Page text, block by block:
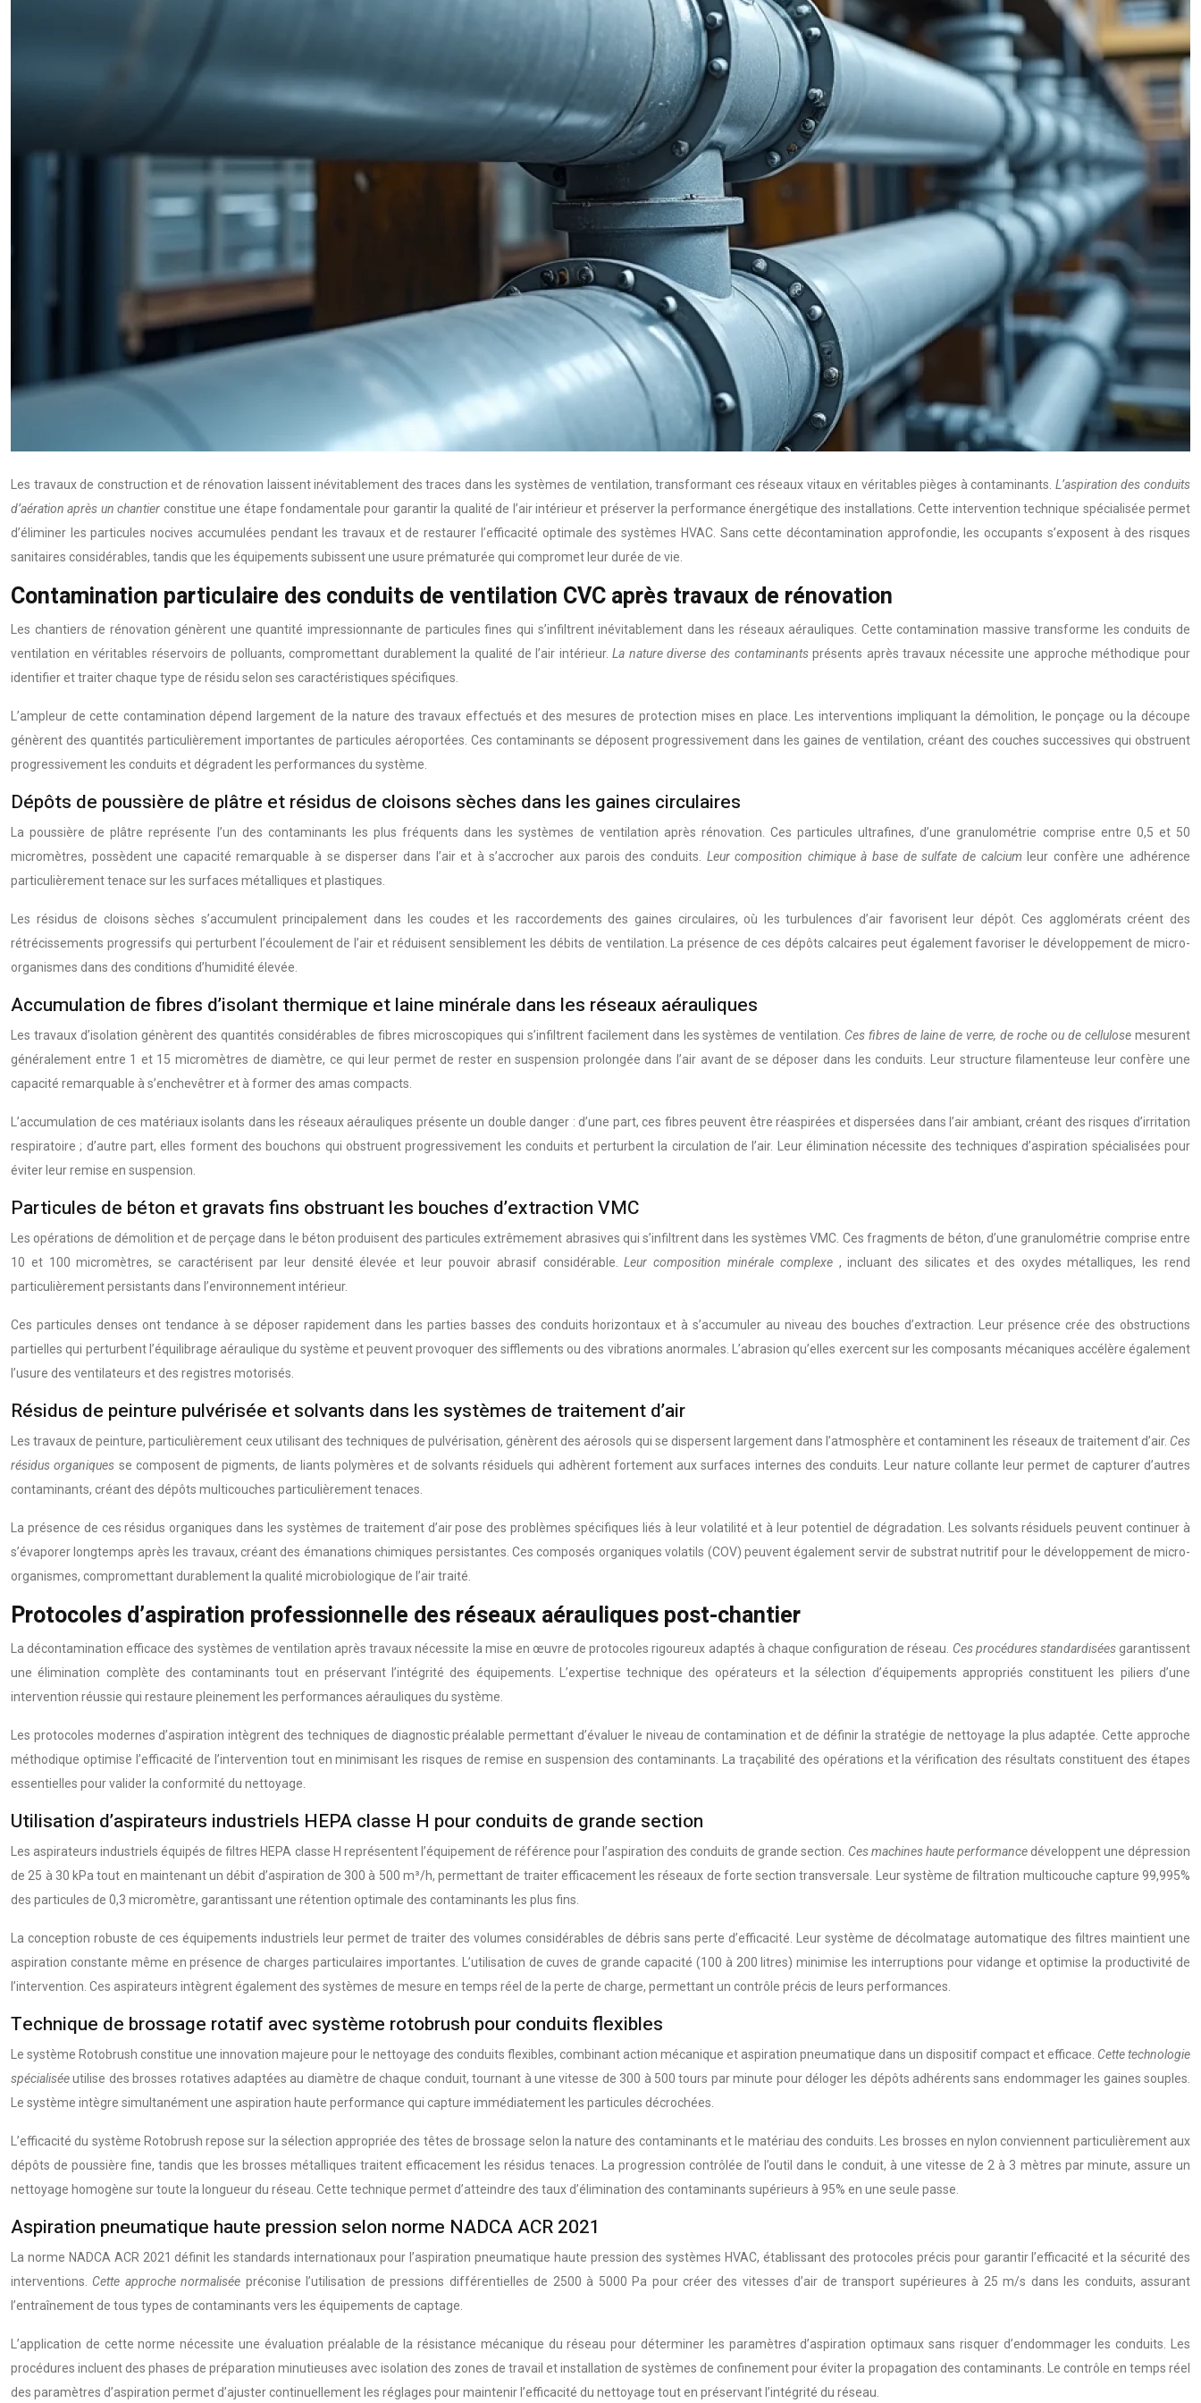
Les travaux de construction et de rénovation laissent inévitablement des traces dans les systèmes de ventilation, transformant ces réseaux vitaux en véritables pièges à contaminants. L’aspiration des conduits
d’aération après un chantier constitue une étape fondamentale pour garantir la qualité de l’air intérieur et préserver la performance énergétique des installations. Cette intervention technique spécialisée permet
d’éliminer les particules nocives accumulées pendant les travaux et de restaurer l’efficacité optimale des systèmes HVAC. Sans cette décontamination approfondie, les occupants s’exposent à des risques
sanitaires considérables, tandis que les équipements subissent une usure prématurée qui compromet leur durée de vie.
Contamination particulaire des conduits de ventilation CVC après travaux de rénovation
Les chantiers de rénovation génèrent une quantité impressionnante de particules fines qui s’infiltrent inévitablement dans les réseaux aérauliques. Cette contamination massive transforme les conduits de
ventilation en véritables réservoirs de polluants, compromettant durablement la qualité de l’air intérieur.La nature diverse des contaminantsprésents après travaux nécessite une approche méthodique pour
identifier et traiter chaque type de résidu selon ses caractéristiques spécifiques.
L’ampleur de cette contamination dépend largement de la nature des travaux effectués et des mesures de protection mises en place. Les interventions impliquant la démolition, le ponçage ou la découpe
génèrent des quantités particulièrement importantes de particules aéroportées. Ces contaminants se déposent progressivement dans les gaines de ventilation, créant des couches successives qui obstruent
progressivement les conduits et dégradent les performances du système.
Dépôts de poussière de plâtre et résidus de cloisons sèches dans les gaines circulaires
La poussière de plâtre représente l’un des contaminants les plus fréquents dans les systèmes de ventilation après rénovation. Ces particules ultrafines, d’une granulométrie comprise entre 0,5 et 50
micromètres, possèdent une capacité remarquable à se disperser dans l’air et à s’accrocher aux parois des conduits. Leur composition chimique à base de sulfate de calcium leur confère une adhérence
particulièrement tenace sur les surfaces métalliques et plastiques.
Les résidus de cloisons sèches s’accumulent principalement dans les coudes et les raccordements des gaines circulaires, où les turbulences d’air favorisent leur dépôt. Ces agglomérats créent des
rétrécissements progressifs qui perturbent l’écoulement de l’air et réduisent sensiblement les débits de ventilation. La présence de ces dépôts calcaires peut également favoriser le développement de micro-
organismes dans des conditions d’humidité élevée.
Accumulation de fibres d’isolant thermique et laine minérale dans les réseaux aérauliques
Les travaux d’isolation génèrent des quantités considérables de fibres microscopiques qui s’infiltrent facilement dans les systèmes de ventilation. Ces fibres de laine de verre, de roche ou de cellulosemesurent
généralement entre 1 et 15 micromètres de diamètre, ce qui leur permet de rester en suspension prolongée dans l’air avant de se déposer dans les conduits. Leur structure filamenteuse leur confère une
capacité remarquable à s’enchevêtrer et à former des amas compacts.
L’accumulation de ces matériaux isolants dans les réseaux aérauliques présente un double danger : d’une part, ces fibres peuvent être réaspirées et dispersées dans l’air ambiant, créant des risques d’irritation
respiratoire ; d’autre part, elles forment des bouchons qui obstruent progressivement les conduits et perturbent la circulation de l’air. Leur élimination nécessite des techniques d’aspiration spécialisées pour
éviter leur remise en suspension.
Particules de béton et gravats fins obstruant les bouches d’extraction VMC
Les opérations de démolition et de perçage dans le béton produisent des particules extrêmement abrasives qui s’infiltrent dans les systèmes VMC. Ces fragments de béton, d’une granulométrie comprise entre
10 et 100 micromètres, se caractérisent par leur densité élevée et leur pouvoir abrasif considérable.Leur composition minérale complexe , incluant des silicates et des oxydes métalliques, les rend
particulièrement persistants dans l’environnement intérieur.
Ces particules denses ont tendance à se déposer rapidement dans les parties basses des conduits horizontaux et à s’accumuler au niveau des bouches d’extraction. Leur présence crée des obstructions
partielles qui perturbent l’équilibrage aéraulique du système et peuvent provoquer des sifflements ou des vibrations anormales. L’abrasion qu’elles exercent sur les composants mécaniques accélère également
l’usure des ventilateurs et des registres motorisés.
Résidus de peinture pulvérisée et solvants dans les systèmes de traitement d’air
Les travaux de peinture, particulièrement ceux utilisant des techniques de pulvérisation, génèrent des aérosols qui se dispersent largement dans l’atmosphère et contaminent les réseaux de traitement d’air. Ces
résidus organiques se composent de pigments, de liants polymères et de solvants résiduels qui adhèrent fortement aux surfaces internes des conduits. Leur nature collante leur permet de capturer d’autres
contaminants, créant des dépôts multicouches particulièrement tenaces.
La présence de ces résidus organiques dans les systèmes de traitement d’air pose des problèmes spécifiques liés à leur volatilité et à leur potentiel de dégradation. Les solvants résiduels peuvent continuer à
s’évaporer longtemps après les travaux, créant des émanations chimiques persistantes. Ces composés organiques volatils (COV) peuvent également servir de substrat nutritif pour le développement de micro-
organismes, compromettant durablement la qualité microbiologique de l’air traité.
Protocoles d’aspiration professionnelle des réseaux aérauliques post-chantier
La décontamination efficace des systèmes de ventilation après travaux nécessite la mise en œuvre de protocoles rigoureux adaptés à chaque configuration de réseau. Ces procédures standardisées garantissent
une élimination complète des contaminants tout en préservant l’intégrité des équipements. L’expertise technique des opérateurs et la sélection d’équipements appropriés constituent les piliers d’une
intervention réussie qui restaure pleinement les performances aérauliques du système.
Les protocoles modernes d’aspiration intègrent des techniques de diagnostic préalable permettant d’évaluer le niveau de contamination et de définir la stratégie de nettoyage la plus adaptée. Cette approche
méthodique optimise l’efficacité de l’intervention tout en minimisant les risques de remise en suspension des contaminants. La traçabilité des opérations et la vérification des résultats constituent des étapes
essentielles pour valider la conformité du nettoyage.
Utilisation d’aspirateurs industriels HEPA classe H pour conduits de grande section
Les aspirateurs industriels équipés de filtres HEPA classe H représentent l’équipement de référence pour l’aspiration des conduits de grande section. Ces machines haute performance développent une dépression
de 25 à 30 kPa tout en maintenant un débit d’aspiration de 300 à 500 m³/h, permettant de traiter efficacement les réseaux de forte section transversale. Leur système de filtration multicouche capture 99,995%
des particules de 0,3 micromètre, garantissant une rétention optimale des contaminants les plus fins.
La conception robuste de ces équipements industriels leur permet de traiter des volumes considérables de débris sans perte d’efficacité. Leur système de décolmatage automatique des filtres maintient une
aspiration constante même en présence de charges particulaires importantes. L’utilisation de cuves de grande capacité (100 à 200 litres) minimise les interruptions pour vidange et optimise la productivité de
l’intervention. Ces aspirateurs intègrent également des systèmes de mesure en temps réel de la perte de charge, permettant un contrôle précis de leurs performances.
Technique de brossage rotatif avec système rotobrush pour conduits flexibles
Le système Rotobrush constitue une innovation majeure pour le nettoyage des conduits flexibles, combinant action mécanique et aspiration pneumatique dans un dispositif compact et efficace. Cette technologie
spécialiséeutilise des brosses rotatives adaptées au diamètre de chaque conduit, tournant à une vitesse de 300 à 500 tours par minute pour déloger les dépôts adhérents sans endommager les gaines souples.
Le système intègre simultanément une aspiration haute performance qui capture immédiatement les particules décrochées.
L’efficacité du système Rotobrush repose sur la sélection appropriée des têtes de brossage selon la nature des contaminants et le matériau des conduits. Les brosses en nylon conviennent particulièrement aux
dépôts de poussière fine, tandis que les brosses métalliques traitent efficacement les résidus tenaces. La progression contrôlée de l’outil dans le conduit, à une vitesse de 2 à 3 mètres par minute, assure un
nettoyage homogène sur toute la longueur du réseau. Cette technique permet d’atteindre des taux d’élimination des contaminants supérieurs à 95% en une seule passe.
Aspiration pneumatique haute pression selon norme NADCA ACR 2021
La norme NADCA ACR 2021 définit les standards internationaux pour l’aspiration pneumatique haute pression des systèmes HVAC, établissant des protocoles précis pour garantir l’efficacité et la sécurité des
interventions. Cette approche normalisée préconise l’utilisation de pressions différentielles de 2500 à 5000 Pa pour créer des vitesses d’air de transport supérieures à 25 m/s dans les conduits, assurant
l’entraînement de tous types de contaminants vers les équipements de captage.
L’application de cette norme nécessite une évaluation préalable de la résistance mécanique du réseau pour déterminer les paramètres d’aspiration optimaux sans risquer d’endommager les conduits. Les
procédures incluent des phases de préparation minutieuses avec isolation des zones de travail et installation de systèmes de confinement pour éviter la propagation des contaminants. Le contrôle en temps réel
des paramètres d’aspiration permet d’ajuster continuellement les réglages pour maintenir l’efficacité du nettoyage tout en préservant l’intégrité du réseau.